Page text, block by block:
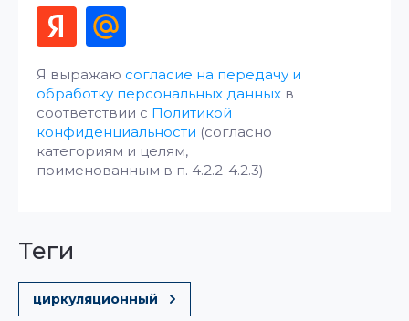
Я выражаю согласие на передачу и
обработку персональных данных в
соответствии с Политикой
конфиденциальности (согласно
категориям и целям,
поименованным в п. 4.2.2-4.2.3)
теги
циркуляционный